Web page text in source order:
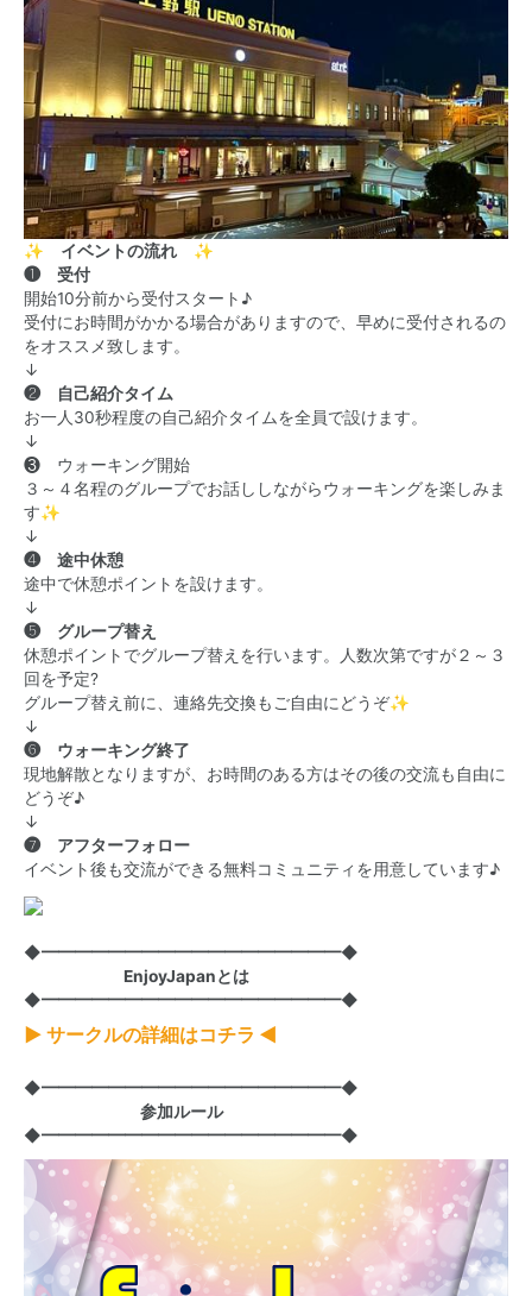
✨ イベントの流れ ✨
❶ 受付
開始10分前から受付スタート♪
受付にお時間がかかる場合がありますので、早めに受付されるの
をオススメ致します。
↓
❷ 自己紹介タイム
お一人30秒程度の自己紹介タイムを全員で設けます。
↓
❸ ウォーキング開始
３～４名程のグループでお話ししながらウォーキングを楽しみま
す✨
↓
❹ 途中休憩
途中で休憩ポイントを設けます。
↓
❺ グループ替え
休憩ポイントでグループ替えを行います。人数次第ですが２～３
回を予定?
グループ替え前に、連絡先交換もご自由にどうぞ✨
↓
❻ ウォーキング終了
現地解散となりますが、お時間のある方はその後の交流も自由に
どうぞ♪
↓
❼ アフターフォロー
イベント後も交流ができる無料コミュニティを用意しています♪
◆━━━━━━━━━━━━━━━━━━◆
EnjoyJapanとは
◆━━━━━━━━━━━━━━━━━━◆
▶ サークルの詳細はコチラ ◀
◆━━━━━━━━━━━━━━━━━━◆
参加ルール
◆━━━━━━━━━━━━━━━━━━◆